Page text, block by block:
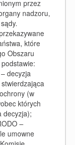
przez
nadzoru,
które
Obszaru
decyzja
(w
których
decyzja);
–
umowne